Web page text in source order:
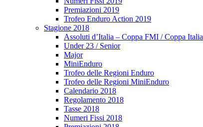
Premiazioni 2019
Trofeo Enduro Action 2019
Stagione 2018
Assoluti d’Italia – Coppa FMI / Coppa Italia
Under 23 / Senior
Major
MiniEnduro
Trofeo delle Regioni Enduro
Trofeo delle Regioni MiniEnduro
Calendario 2018
Regolamento 2018
Tasse 2018
Numeri Fissi 2018